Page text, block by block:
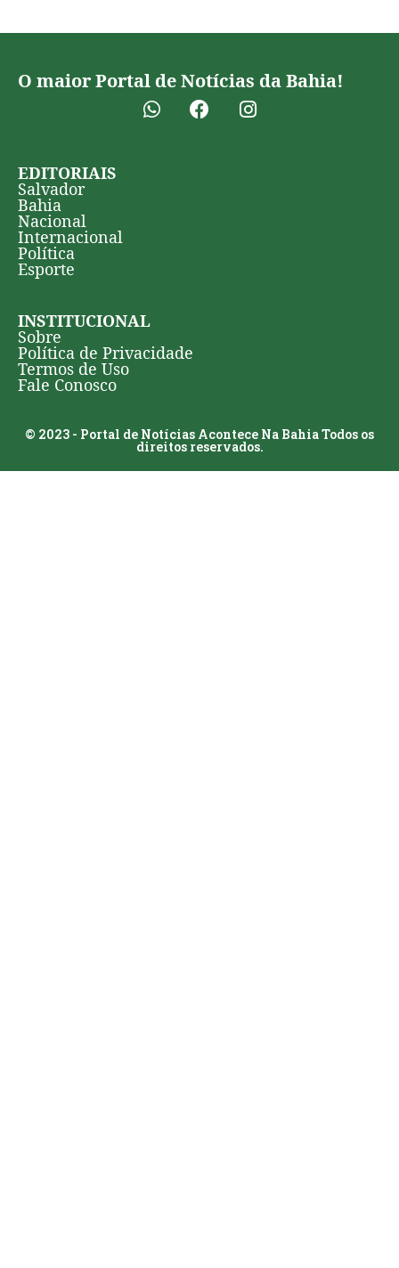
O maior Portal de Notícias da Bahia!
EDITORIAIS
Salvador
Bahia
Nacional
Internacional
Política
Esporte
INSTITUCIONAL
Sobre
Política de Privacidade
Termos de Uso
Fale Conosco
© 2023 - Portal de Notícias Acontece Na Bahia Todos os
direitos reservados.